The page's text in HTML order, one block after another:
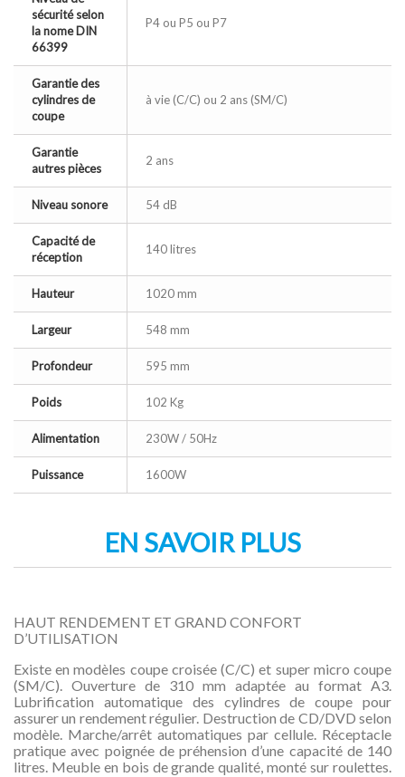
sécurité selon
la nome DIN
66399
P4 ou P5 ou P7
Garantie des
cylindres de
coupe
à vie (C/C) ou 2 ans (SM/C)
Garantie
autres pièces
2 ans
Niveau sonore 54 dB
Capacité de
réception
140 litres
Hauteur 1020 mm
Largeur 548 mm
Profondeur 595 mm
Poids 102 Kg
Alimentation 230W / 50Hz
Puissance 1600W
EN SAVOIR PLUS
HAUT RENDEMENT ET GRAND CONFORT
D’UTILISATION
Existe en modèles coupe croisée (C/C) et super micro coupe
(SM/C). Ouverture de 310 mm adaptée au format A3.
Lubrification automatique des cylindres de coupe pour
assurer un rendement régulier. Destruction de CD/DVD selon
modèle. Marche/arrêt automatiques par cellule. Réceptacle
pratique avec poignée de préhension d’une capacité de 140
litres. Meuble en bois de grande qualité, monté sur roulettes.